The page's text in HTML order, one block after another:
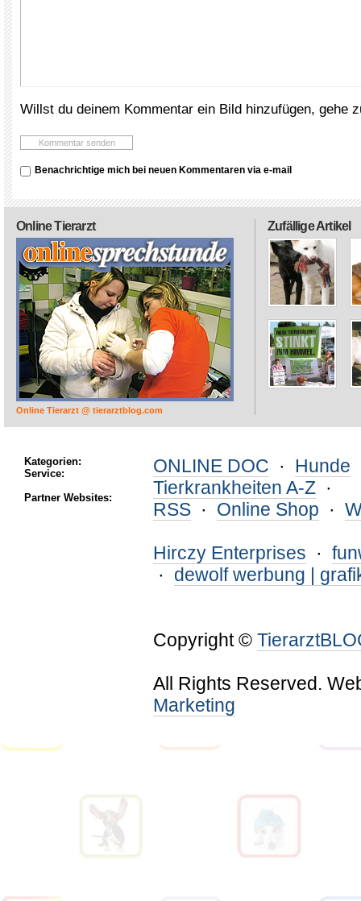
Willst du deinem Kommentar ein Bild hinzufügen, gehe
Benachrichtige mich bei neuen Kommentaren via e-mail
Zufällige Artikel
Online Tierarzt
Online Tierarzt @ tierarztblog.com
Kategorien:
Service:
Partner Websites:
ONLINE DOC · Hunde
Tierkrankheiten A-Z ·
RSS · Online Shop ·
Hirczy Enterprises ·
· dewolf werbung |
Copyright ©
All Rights Reserved.
Marketing